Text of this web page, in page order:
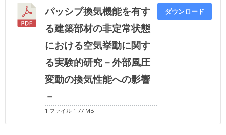
パッシブ換気機能を有す
る建築部材の非定常状態
における空気挙動に関す
る実験的研究－外部風圧
変動の換気性能への影響
－
1 ファイル 1.77 MB
ダウンロード